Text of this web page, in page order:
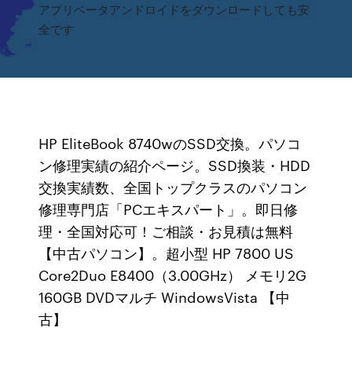
アプリベータアンドロイドをダウンロードしても安
全です
HP EliteBook 8740wのSSD交換。パソコ
ン修理実績の紹介ページ。SSD換装・HDD
交換実績数、全国トップクラスのパソコン
修理専門店「PCエキスパート」。即日修
理・全国対応可！ご相談・お見積は無料
【中古パソコン】。超小型 HP 7800 US
Core2Duo E8400（3.00GHz） メモリ2G
160GB DVDマルチ WindowsVista 【中
古】